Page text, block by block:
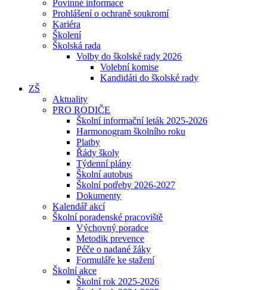
Povinné informace
Prohlášení o ochraně soukromí
Kariéra
Školení
Školská rada
Volby do školské rady 2026
Volební komise
Kandidáti do školské rady
ZŠ
Aktuality
PRO RODIČE
Školní informační leták 2025-2026
Harmonogram školního roku
Platby
Řády školy
Týdenní plány
Školní autobus
Školní potřeby 2026-2027
Dokumenty
Kalendář akcí
Školní poradenské pracoviště
Výchovný poradce
Metodik prevence
Péče o nadané žáky
Formuláře ke stažení
Školní akce
Školní rok 2025-2026